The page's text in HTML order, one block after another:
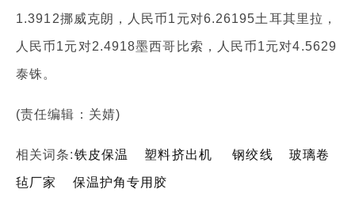
1.3912挪威克朗，人民币1元对6.26195土耳其里拉，
人民币1元对2.4918墨西哥比索，人民币1元对4.5629
泰铢。
(责任编辑：关婧)
相关词条:铁皮保温 塑料挤出机 钢绞线 玻璃卷
毡厂家 保温护角专用胶